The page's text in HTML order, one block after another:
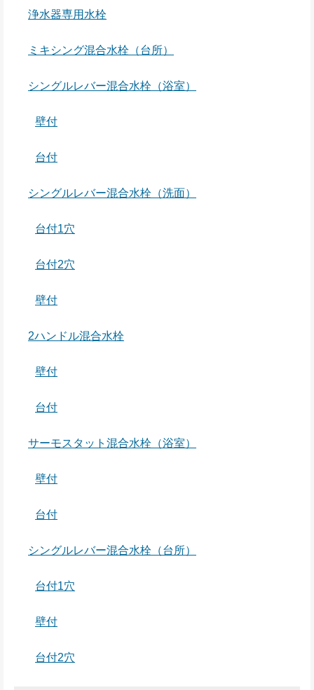
浄水器専用水栓
ミキシング混合水栓（台所）
シングルレバー混合水栓（浴室）
壁付
台付
シングルレバー混合水栓（洗面）
台付1穴
台付2穴
壁付
2ハンドル混合水栓
壁付
台付
サーモスタット混合水栓（浴室）
壁付
台付
シングルレバー混合水栓（台所）
台付1穴
壁付
台付2穴